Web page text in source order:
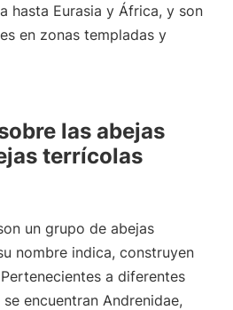
hasta Eurasia y África, y son
en zonas templadas y
las abejas
terrícolas
un grupo de abejas
nombre indica, construyen
a diferentes
encuentran Andrenidae,